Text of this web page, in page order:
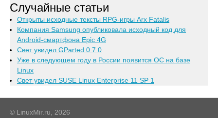
Случайные статьи
Открыты исходные тексты RPG-игры Arx Fatalis
Компания Samsung опубликовала исходный код для
Android-смартфона Epic 4G
Свет увидел GParted 0.7.0
Уже в следующем году в России появится ОС на базе
Linux
Свет увидел SUSE Linux Enterprise 11 SP 1
© LinuxMir.ru, 2026